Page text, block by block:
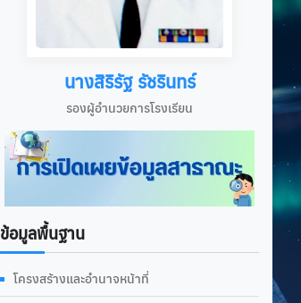
นางสิริรัฐ รัชรินทร์
รองผู้อำนวยการโรงเรียน
ข้อมูลพื้นฐาน
โครงสร้างและอำนาจหน้าที่